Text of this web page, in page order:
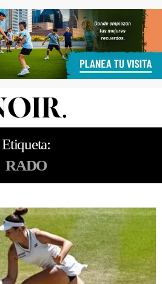
Etiqueta:
RADO